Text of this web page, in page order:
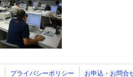
プライバシーポリシー お申込・お問合